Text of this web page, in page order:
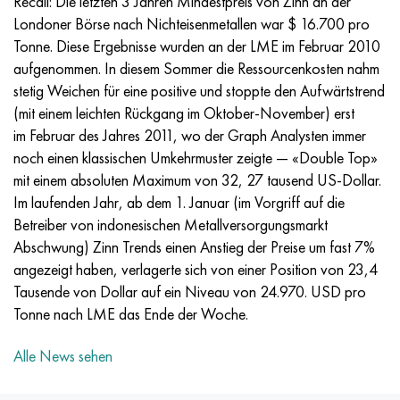
Londoner Börse nach Nichteisenmetallen war $ 16.700 pro
Tonne. Diese Ergebnisse wurden an der LME im Februar 2010
aufgenommen. In diesem Sommer die Ressourcenkosten nahm
stetig Weichen für eine positive und stoppte den Aufwärtstrend
(mit einem leichten Rückgang im Oktober-November) erst
im Februar des Jahres 2011, wo der Graph Analysten immer
noch einen klassischen Umkehrmuster zeigte — «Double Top»
mit einem absoluten Maximum von 32, 27 tausend US-Dollar.
Im laufenden Jahr, ab dem 1. Januar (im Vorgriff auf die
Betreiber von indonesischen Metallversorgungsmarkt
Abschwung) Zinn Trends einen Anstieg der Preise um fast 7%
angezeigt haben, verlagerte sich von einer Position von 23,4
Tausende von Dollar auf ein Niveau von 24.970. USD pro
Tonne nach LME das Ende der Woche.
Alle News sehen
Incotherm
Incotest
Jethete M152
Kobalt 6B
Martensitaushärtung 250
Renee 41
Martensitaushärtung 300
Martensitaushärtung 350
MP35N
47ND
47NHR
49KF
49K2F/49K2FA-VI
50H
50NP
50NHS
52H
52K12F
HN62VMYUT
HN62MVKYU
HN63MB
HN65VM
HN65VMTYU
HN67MVTYU
HN68VKTYU
HN68VMTYUK-VD
HN70VMTYU
VT-35
PT-1M
PT-3V
PT-7M
2V
SPT-2 Schweißdraht
AT3
3М
TL3
1.4466 - aisi 310MoLn
Legierung Al6xn
15-7Ph® - 1.4532
PH 13-8 Mo - 1.4534
1.4542 - 17-4Ph®.
Custom 455® - 1.4543 - uns s45500
1.4545 - 15-5Ph®
1.4548 - 17-4Ph®.
1.4550 - aisi 347
10H17N13М3Т
10H18N18YU4D
11H11N2V2МF
12H18N9Т
13H11N2V2МF
15H11MF
15H12VNMF
15H12N2МVFAB
15H16К5N2МVFAB
2.0872, CuNi10Fe1Mn, Cw352h
Silicium-Aluminium-Bronze
CW301G, C64200
Siliciumbronze
C65500, CuAl11Fe3
C65620, CuSi3Fe2Zn3
C65100, CuSi1,5
Zinn-Blei-Bronze
c92200, CuSn6Zn4Pb2
Rotmessing
C84400, CuSn2ZnPb
C83600, CuSn5ZnPb
45G2, 45g2, aisi 1144
Baustahl legiert
10g2, 10g2, aisi 1513
12X2H4A,15NiCr13, 1.5752
АS14, 11SMnPb30
20G, 20mn5
20HN3А, aisi 4320, 20hn3a
20HМ, 24CrMo5, 20hm
25HGM, 20CrMo5, 1.7264
R6M5, 1.3343, hs6-5-2, sw7m
R6M5K5, 1.3243, hs6-5-2-5
R6М5F3, 1.3344, hs6-5-3
R9М4К8,1.3207
R12F3, 1.3318, sw12
R18, 1.3355, hs18-0-1, sw18
Kohlenstoffstahl
U10,1.1645, C105W1
11G12, 110G13L, X120Mn12